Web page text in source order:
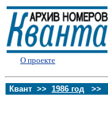
О проекте
Квант >> 1986 год >>